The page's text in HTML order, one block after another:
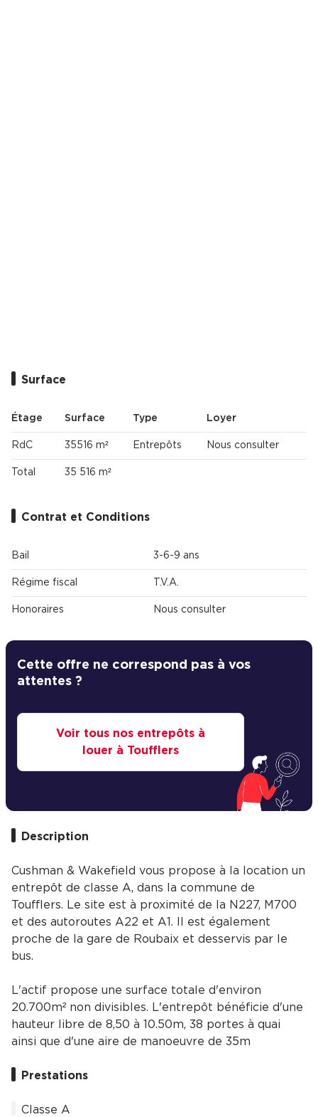
Surface
Étage Surface Type Loyer
RdC 35516 m² Entrepôts Nous consulter
Total 35 516 m²
Contrat et Conditions
Bail 3-6-9 ans
Régime fiscal T.V.A.
Honoraires Nous consulter
Cette offre ne correspond pas à vos
attentes ?
Voir tous nos entrepôts à
louer à Toufflers
Description
Cushman & Wakefield vous propose à la location un
entrepôt de classe A, dans la commune de
Toufflers. Le site est à proximité de la N227, M700
et des autoroutes A22 et A1. Il est également
proche de la gare de Roubaix et desservis par le
bus.
L'actif propose une surface totale d'environ
20.700m² non divisibles. L'entrepôt bénéficie d'une
hauteur libre de 8,50 à 10.50m, 38 portes à quai
ainsi que d'une aire de manoeuvre de 35m
Prestations
Classe A